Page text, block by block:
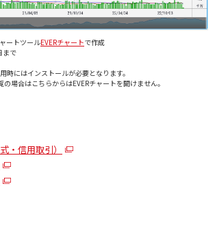
ートツールEVERチャートで作成
まで
時にはインストールが必要となります。
場合はこちらからはEVERチャートを開けません。
・信用取引）